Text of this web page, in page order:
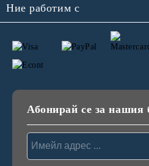
Ние работим с
Абонирай се за нашия